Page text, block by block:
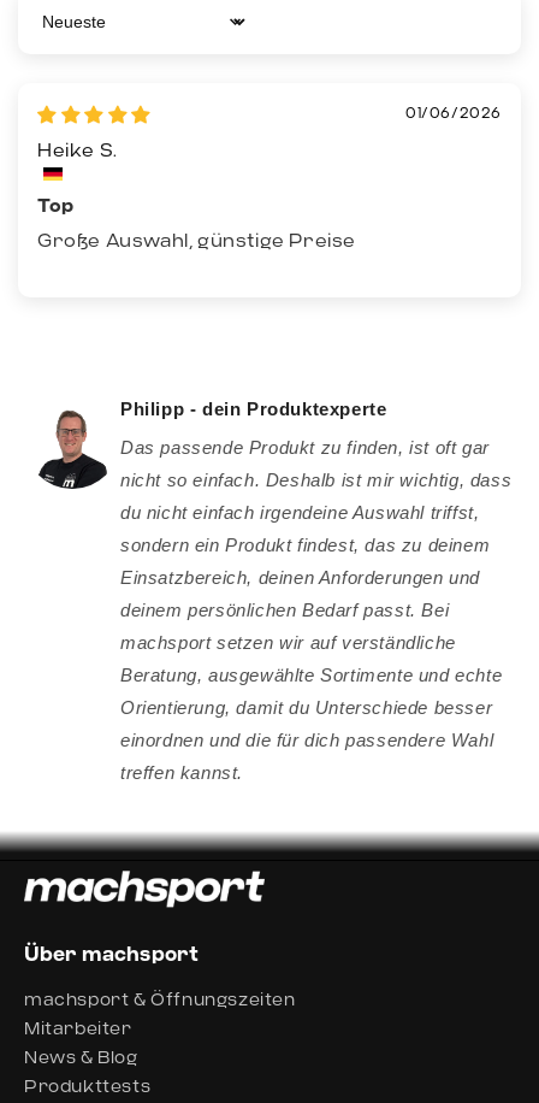
Sort by
01/06/2026
Heike S.
Top
Große Auswahl, günstige Preise
Philipp - dein Produktexperte
Das passende Produkt zu finden, ist oft gar
nicht so einfach. Deshalb ist mir wichtig, dass
du nicht einfach irgendeine Auswahl triffst,
sondern ein Produkt findest, das zu deinem
Einsatzbereich, deinen Anforderungen und
deinem persönlichen Bedarf passt. Bei
machsport setzen wir auf verständliche
Beratung, ausgewählte Sortimente und echte
Orientierung, damit du Unterschiede besser
einordnen und die für dich passendere Wahl
treffen kannst.
Über machsport
machsport & Öffnungszeiten
Mitarbeiter
News & Blog
Produkttests